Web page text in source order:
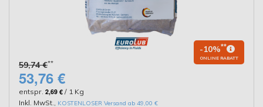
59,74 €**
-10%**
ONLINE RABATT
53,76 €
entspr. 2,69 € / 1 Kg
Inkl. MwSt.
KOSTENLOSER Versand ab 49,00 €